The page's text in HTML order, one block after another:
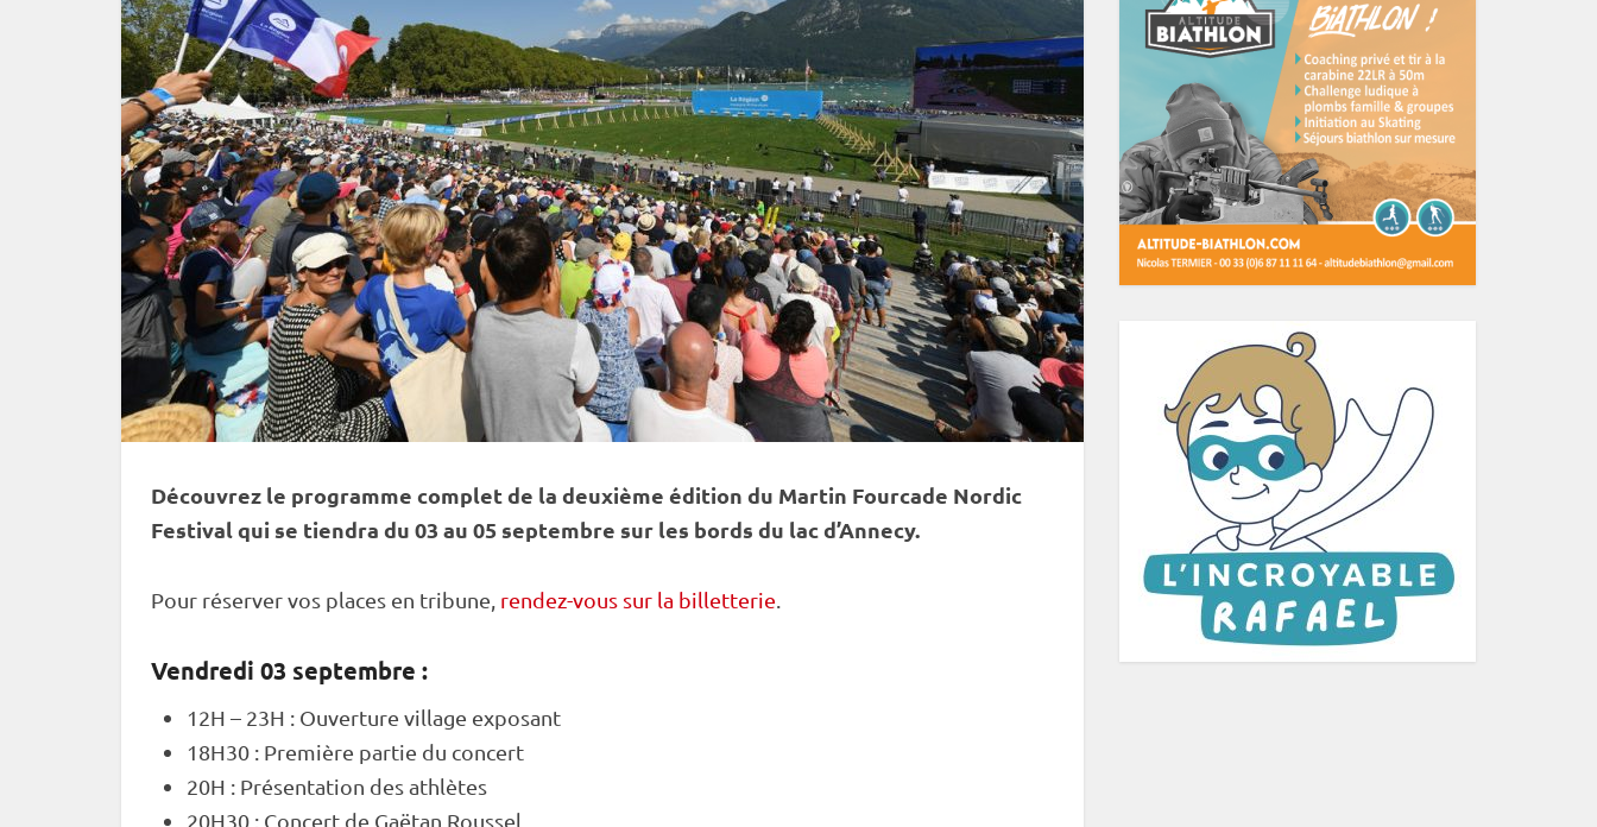
Découvrez le programme complet de la deuxième édition du Martin Fourcade Nordic
Festival qui se tiendra du 03 au 05 septembre sur les bords du lac d’Annecy.
Pour réserver vos places en tribune, rendez-vous sur la billetterie
Vendredi 03 septembre :
12H – 23H : Ouverture village exposant
18H30 : Première partie du concert
20H : Présentation des athlètes
20H30 : Concert de Gaëtan Roussel